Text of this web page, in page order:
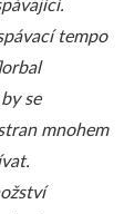
tempo
se
mnohem